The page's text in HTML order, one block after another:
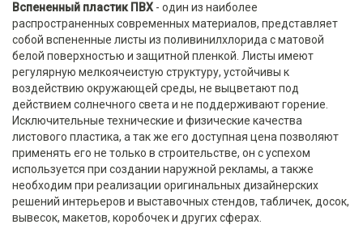
Вспененный пластик ПВХ - один из наиболее
распространенных современных материалов, представляет
собой вспененные листы из поливинилхлорида с матовой
белой поверхностью и защитной пленкой. Листы имеют
регулярную мелкоячеистую структуру, устойчивы к
воздействию окружающей среды, не выцветают под
действием солнечного света и не поддерживают горение.
Исключительные технические и физические качества
листового пластика, а так же его доступная цена позволяют
применять его не только в строительстве, он с успехом
используется при создании наружной рекламы, а также
необходим при реализации оригинальных дизайнерских
решений интерьеров и выставочных стендов, табличек, досок,
вывесок, макетов, коробочек и других сферах.